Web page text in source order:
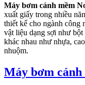
Máy bơm cánh mềm
xuất giấy trong nhiều
thiết kế cho ngành công
vật liệu dạng sợi như
khác nhau như nhựa,
nhuộm.
Máy bơm cánh